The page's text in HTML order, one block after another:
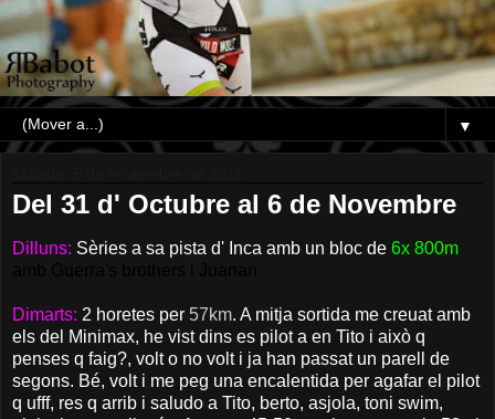
▼
Del 31 d' Octubre al 6 de Novembre
Dilluns: Sèries a sa pista d' Inca amb un bloc de 6x 800m
Dimarts: 2 horetes per 57km. A mitja sortida me creuat amb
els del Minimax, he vist dins es pilot a en Tito i això q
penses q faig?, volt o no volt i ja han passat un parell de
segons. Bé, volt i me peg una encalentida per agafar el pilot
q ufff, res q arrib i saludo a Tito, berto, asjola, toni swim,